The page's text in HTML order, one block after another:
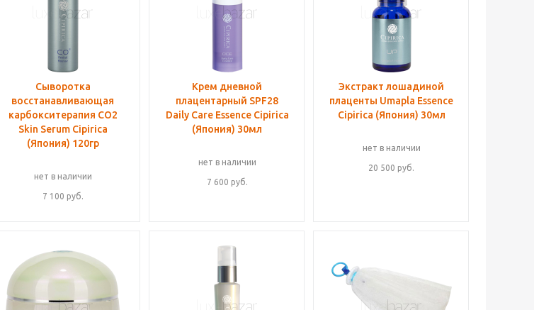
Сыворотка
восстанавливающая
карбокситерапия CO2
Skin Serum Cipirica
(Япония) 120гр
нет в наличии
7 100 руб.
Крем дневной
плацентарный SPF28
Daily Care Essence Cipirica
(Япония) 30мл
нет в наличии
7 600 руб.
Экстракт лошадиной
плаценты Umapla Essence
Cipirica (Япония) 30мл
нет в наличии
20 500 руб.